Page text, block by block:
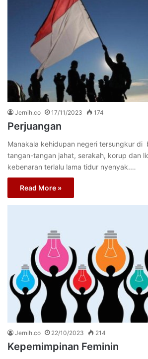
Jernih.co 17/11/2023 174
Perjuangan
Manakala kehidupan negeri tersungkur di
tangan-tangan jahat, serakah, korup dan
kebenaran terlalu lama tidur nyenyak.…
Read More »
Jernih.co 22/10/2023 214
Kepemimpinan Feminin